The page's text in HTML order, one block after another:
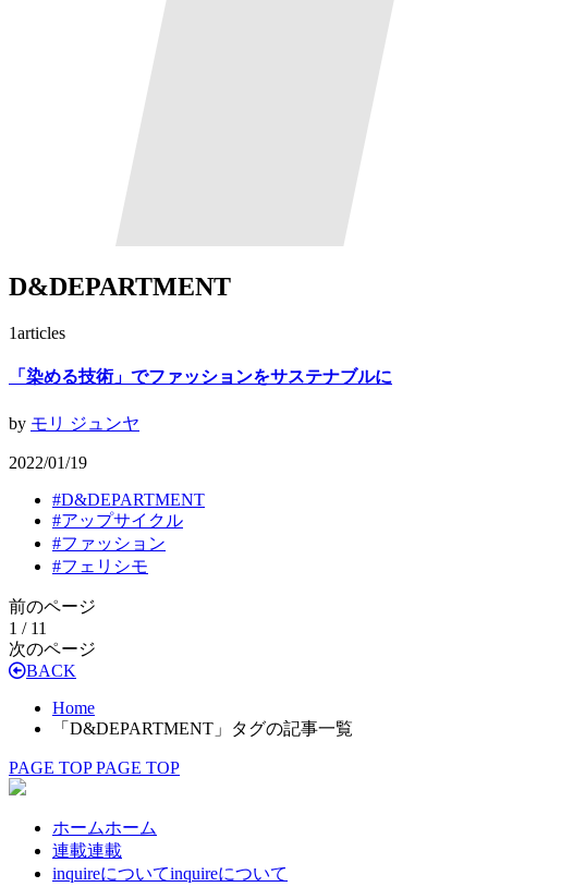
D&DEPARTMENT
1articles
「染める技術」でファッションをサステナブルに
by モリ ジュンヤ
2022/01/19
#D&DEPARTMENT
#アップサイクル
#ファッション
#フェリシモ
前のページ
1 / 11
次のページ
BACK
Home
「D&DEPARTMENT」タグの記事一覧
PAGE TOP PAGE TOP
ホームホーム
連載連載
inquireについてinquireについて